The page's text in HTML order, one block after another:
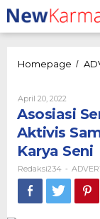
Lewati
ke
konten
Homepage /
April 20, 2022
Asosiasi
Aktivis
Karya Seni
Redaksi234 -